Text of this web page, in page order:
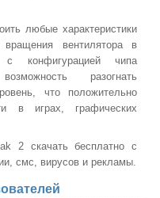
любые характеристики
вентилятора в
конфигурацией чипа
разогнать
что положительно
в играх, графических
2 скачать бесплатно с
смс, вирусов и рекламы.